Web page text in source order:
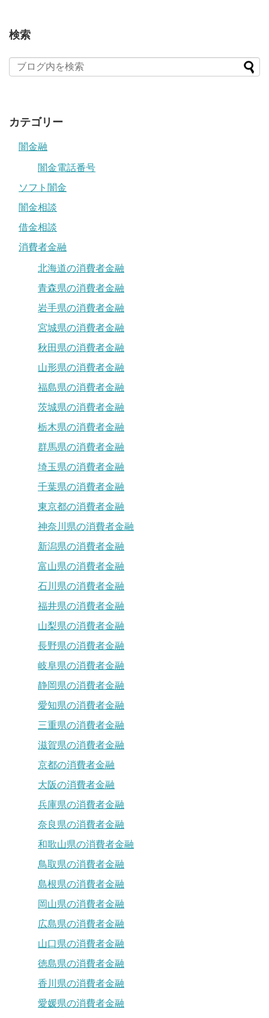
検索
カテゴリー
闇金融
闇金電話番号
ソフト闇金
闇金相談
借金相談
消費者金融
北海道の消費者金融
青森県の消費者金融
岩手県の消費者金融
宮城県の消費者金融
秋田県の消費者金融
山形県の消費者金融
福島県の消費者金融
茨城県の消費者金融
栃木県の消費者金融
群馬県の消費者金融
埼玉県の消費者金融
千葉県の消費者金融
東京都の消費者金融
神奈川県の消費者金融
新潟県の消費者金融
富山県の消費者金融
石川県の消費者金融
福井県の消費者金融
山梨県の消費者金融
長野県の消費者金融
岐阜県の消費者金融
静岡県の消費者金融
愛知県の消費者金融
三重県の消費者金融
滋賀県の消費者金融
京都の消費者金融
大阪の消費者金融
兵庫県の消費者金融
奈良県の消費者金融
和歌山県の消費者金融
鳥取県の消費者金融
島根県の消費者金融
岡山県の消費者金融
広島県の消費者金融
山口県の消費者金融
徳島県の消費者金融
香川県の消費者金融
愛媛県の消費者金融